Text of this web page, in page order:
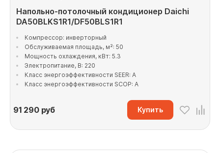
Напольно-потолочный кондиционер Daichi
DA50BLKS1R1/DF50BLS1R1
Компрессор: инверторный
Обслуживаемая площадь, м²: 50
Мощность охлаждения, кВт: 5.3
Электропитание, В: 220
Класс энергоэффективности SEER: A
Класс энергоэффективности SCOP: A
91 290руб Купить